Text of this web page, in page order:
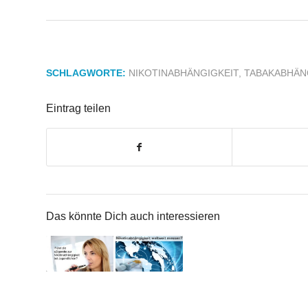
SCHLAGWORTE: NIKOTINABHÄNGIGKEIT,
Eintrag teilen
Das könnte Dich auch interessieren